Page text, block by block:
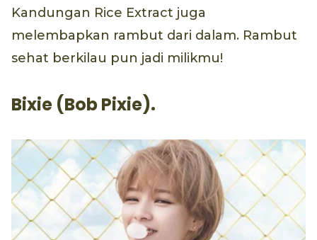
Kandungan Rice Extract juga
melembapkan rambut dari dalam. Rambut
sehat berkilau pun jadi milikmu!
Bixie (Bob Pixie).